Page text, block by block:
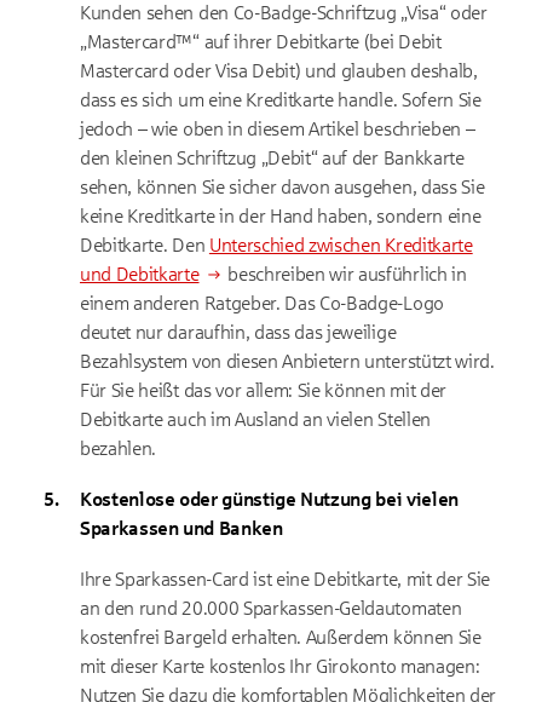
Kunden sehen den Co-Badge-Schriftzug „Visa“ oder
„Mastercard™“ auf ihrer Debitkarte (bei Debit
Mastercard oder Visa Debit) und glauben deshalb,
dass es sich um eine Kreditkarte handle. Sofern Sie
jedoch – wie oben in diesem Artikel beschrieben –
den kleinen Schriftzug „Debit“ auf der Bankkarte
sehen, können Sie sicher davon ausgehen, dass Sie
keine Kreditkarte in der Hand haben, sondern eine
Debitkarte. Den Unterschied zwischen Kreditkarte
und Debitkarte
beschreiben wir ausführlich in
einem anderen Ratgeber. Das Co-Badge-Logo
deutet nur daraufhin, dass das jeweilige
Bezahlsystem von diesen Anbietern unterstützt wird.
Für Sie heißt das vor allem: Sie können mit der
Debitkarte auch im Ausland an vielen Stellen
bezahlen.
Kostenlose oder günstige Nutzung bei vielen
Sparkassen und Banken
Ihre Sparkassen-Card ist eine Debitkarte, mit der Sie
an den rund 20.000 Sparkassen-Geldautomaten
kostenfrei Bargeld erhalten. Außerdem können Sie
mit dieser Karte kostenlos Ihr Girokonto managen:
Nutzen Sie dazu die komfortablen Möglichkeiten der